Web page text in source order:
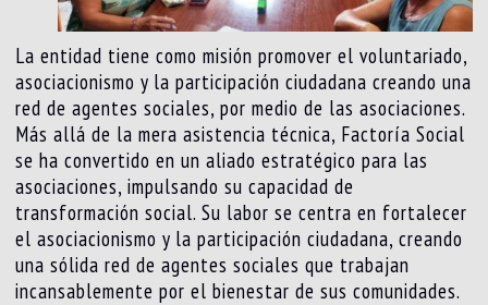
La entidad tiene como misión promover el voluntariado,
asociacionismo y la participación ciudadana creando una
red de agentes sociales, por medio de las asociaciones.
Más allá de la mera asistencia técnica, Factoría Social
se ha convertido en un aliado estratégico para las
asociaciones, impulsando su capacidad de
transformación social. Su labor se centra en fortalecer
el asociacionismo y la participación ciudadana, creando
una sólida red de agentes sociales que trabajan
incansablemente por el bienestar de sus comunidades.